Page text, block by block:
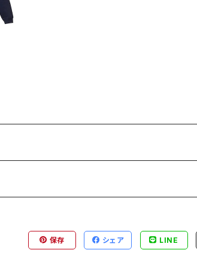
保存 シェア LINE